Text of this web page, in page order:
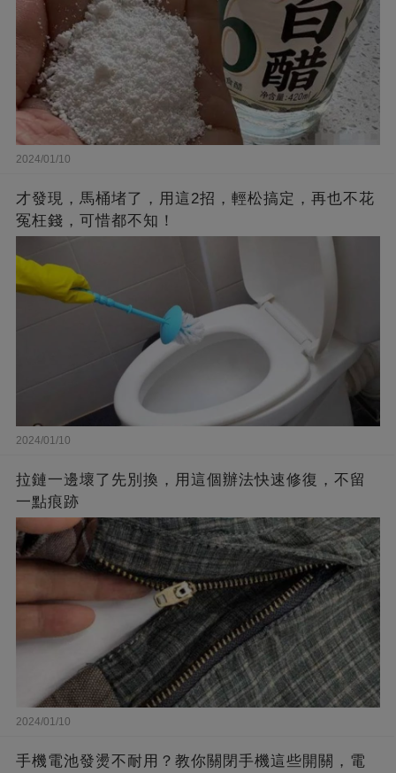
2024/01/10
才發現，馬桶堵了，用這2招，輕松搞定，再也不花
冤枉錢，可惜都不知！
2024/01/10
拉鏈一邊壞了先別換，用這個辦法快速修復，不留
一點痕跡
2024/01/10
手機電池發燙不耐用？教你關閉手機這些開關，電